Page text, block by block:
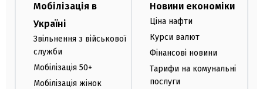
Мобілізація в
Україні
Звільнення з військової
служби
Мобілізація 50+
Мобілізація жінок
Новини економіки
Ціна нафти
Курси валют
Фінансові новини
Тарифи на комунальні
послуги